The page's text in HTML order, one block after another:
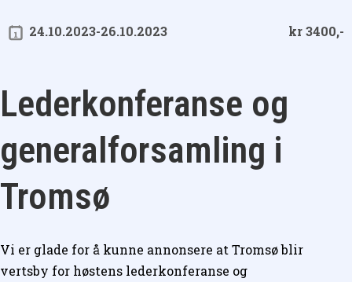
24.10.2023-26.10.2023 kr 3400,-
Lederkonferanse og
generalforsamling i
Tromsø
Vi er glade for å kunne annonsere at Tromsø blir
vertsby for høstens lederkonferanse og